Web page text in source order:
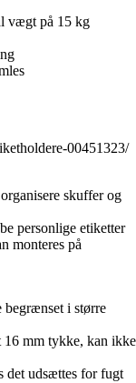
vægt på 15 kg
00451323/
skuffer og
personlige etiketter
monteres på
i større
16 mm tykke, kan ikke
det udsættes for fugt